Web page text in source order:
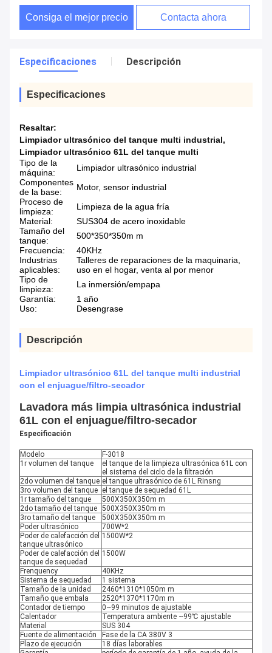
Consiga el mejor precio Contacta ahora
Especificaciones Descripción
Especificaciones
Resaltar:
Limpiador ultrasónico del tanque multi industrial,
Limpiador ultrasónico 61L del tanque multi
Tipo de la
máquina:
Limpiador ultrasónico industrial
Componentes
de la base:
Motor, sensor industrial
Proceso de
limpieza:
Limpieza de la agua fría
Material:
SUS304 de acero inoxidable
Tamaño del
tanque:
500*350*350m m
Frecuencia:
40KHz
Industrias
aplicables:
Talleres de reparaciones de la maquinaria,
uso en el hogar, venta al por menor
Tipo de
limpieza:
La inmersión/empapa
Garantía:
1 año
Uso:
Desengrase
Descripción
Limpiador ultrasónico 61L del tanque multi industrial
con el enjuague/filtro-secador
Lavadora más limpia ultrasónica industrial
61L con el enjuague/filtro-secador
Especificación
Modelo
F-3018
1r volumen del tanque
el tanque de la limpieza ultrasónica 61L con
el sistema del ciclo de la filtración
2do volumen del tanque el tanque ultrasónico de 61L Rinsng
3ro volumen del tanque el tanque de sequedad 61L
1r tamaño del tanque
500X350X350m m
2do tamaño del tanque 500X350X350m m
3ro tamaño del tanque
500X350X350m m
Poder ultrasónico
700W*2
Poder de calefacción del
tanque ultrasónico
1500W*2
Poder de calefacción del
tanque de sequedad
1500W
Frenquency
40KHz
Sistema de sequedad
1 sistema
Tamaño de la unidad
2460*1310*1050m m
Tamaño que embala
2520*1370*1170m m
Contador de tiempo
0~99 minutos de ajustable
Calentador
Temperatura ambiente ~99℃ ajustable
Material
SUS 304
Fuente de alimentación
Fase de la CA 380V 3
Plazo de ejecución
18 días laborables